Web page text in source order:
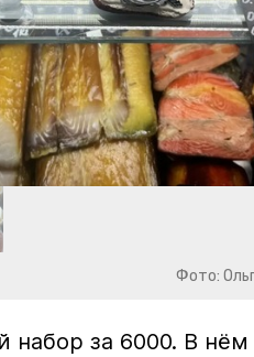
Фото:
за 6000. В нём